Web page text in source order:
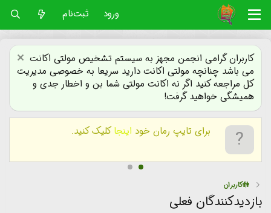
ورود ثبت‌نام
کاربران گرامی انجمن مجهز به سیستم تشخیص مولتی اکانت
می باشد چنانچه مولتی اکانت دارید سریعا به خصوصی مدیریت
کل مراجعه کنید اگر نه اکانت مولتی شما بن و اخطار جدی و
همیشگی خواهید گرفت!
برای تایپ رمان خود اینجاکلیک کنید.
🚻کاربران
بازدیدکنندگان فعلی